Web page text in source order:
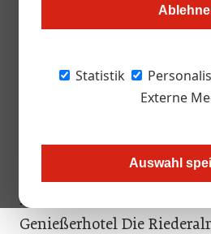
Statistik
Externe
Auswahl
die wissen, dass echter Genuss
insbesondere für das Restaurant
Die Welt ist kompliziert
gar nicht seinen Gästen.
nicht nur die
Himmel, hier erhebt sich
Genießerhotel Die